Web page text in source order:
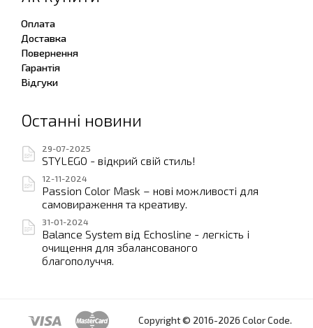
Оплата
Доставка
Повернення
Гарантія
Відгуки
Останні новини
29-07-2025
STYLEGO - відкрий свій стиль!
12-11-2024
Passion Color Mask – нові можливості для
самовираження та креативу.
31-01-2024
Balance System від Echosline - легкість і
очищення для збалансованого
благополуччя.
Copyright © 2016-2026 Color Code.